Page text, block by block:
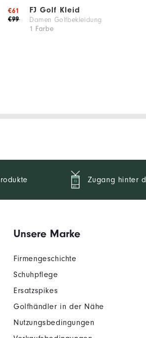
€99
€61 FJ Golf Kleid
Damen Golfbekleidung
1 Farbe
Zugang hinter
Unsere Marke
Firmengeschichte
Schuhpflege
Ersatzspikes
Golfhändler in der Nähe
Nutzungsbedingungen